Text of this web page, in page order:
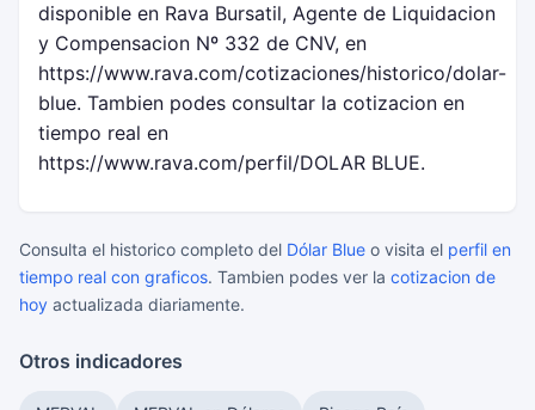
disponible en Rava Bursatil, Agente de Liquidacion
y Compensacion Nº 332 de CNV, en
https://www.rava.com/cotizaciones/historico/dolar-
blue. Tambien podes consultar la cotizacion en
tiempo real en
https://www.rava.com/perfil/DOLAR BLUE.
Consulta el historico completo del Dólar Blue o visita el perfil en
tiempo real con graficos. Tambien podes ver la cotizacion de
hoy actualizada diariamente.
Otros indicadores